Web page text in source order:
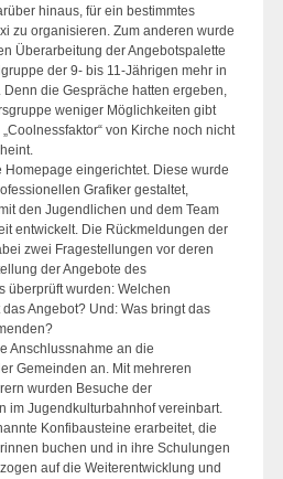
hinaus, für ein bestimmtes
zu organisieren. Zum anderen wurde
Überarbeitung der Angebotspalette
der 9- bis 11-Jährigen mehr in
die Gespräche hatten ergeben,
weniger Möglichkeiten gibt
von Kirche noch nicht
Homepage eingerichtet. Diese wurde
Grafiker gestaltet,
den Jugendlichen und dem Team
entwickelt. Die Rückmeldungen der
zwei Fragestellungen vor deren
der Angebote des
überprüft wurden: Welchen
Angebot? Und: Was bringt das
Anschlussnahme an die
Gemeinden an. Mit mehreren
wurden Besuche der
im Jugendkulturbahnhof vereinbart.
Konfibausteine erarbeitet, die
buchen und in ihre Schulungen
auf die Weiterentwicklung und